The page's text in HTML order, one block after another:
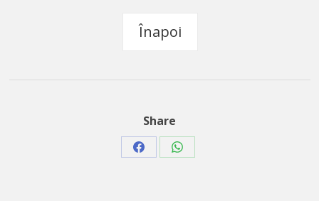
Înapoi
Share
Share Share